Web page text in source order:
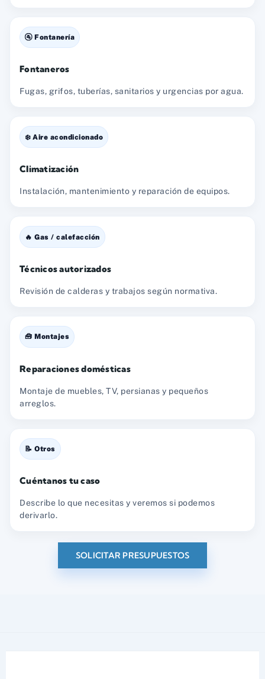
🚰 Fontanería
Fontaneros
Fugas, grifos, tuberías, sanitarios y urgencias por agua.
❄️ Aire acondicionado
Climatización
Instalación, mantenimiento y reparación de equipos.
🔥 Gas / calefacción
Técnicos autorizados
Revisión de calderas y trabajos según normativa.
🧰 Montajes
Reparaciones domésticas
Montaje de muebles, TV, persianas y pequeños
arreglos.
📝 Otros
Cuéntanos tu caso
Describe lo que necesitas y veremos si podemos
derivarlo.
SOLICITAR PRESUPUESTOS